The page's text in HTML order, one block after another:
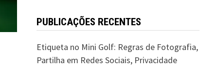
PUBLICAÇÕES RECENTES
Etiqueta no Mini Golf: Regras de Fotografia,
Partilha em Redes Sociais, Privacidade